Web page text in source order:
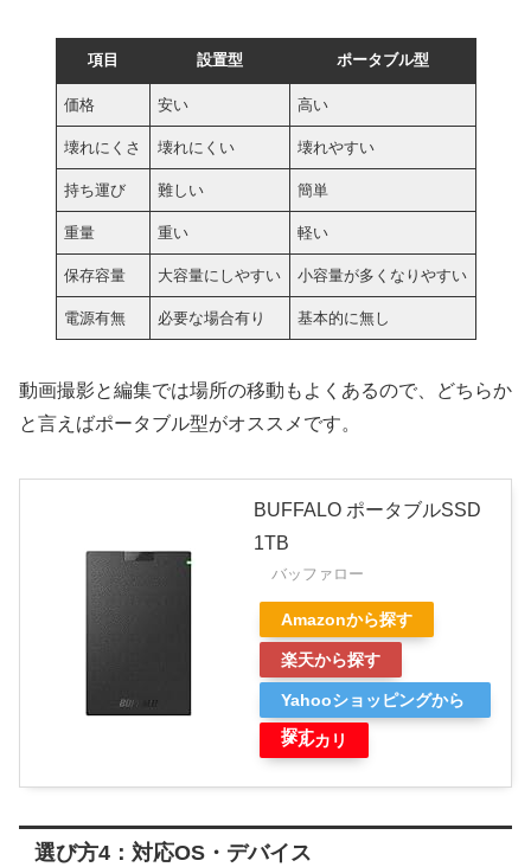
項目 設置型 ポータブル型
価格 安い 高い
壊れにくさ 壊れにくい 壊れやすい
持ち運び 難しい 簡単
重量 重い 軽い
保存容量 大容量にしやすい 小容量が多くなりやすい
電源有無 必要な場合有り 基本的に無し
動画撮影と編集では場所の移動もよくあるので、どちらか
と言えばポータブル型がオススメです。
BUFFALO ポータブルSSD
1TB
バッファロー
Amazonから探す
楽天から探す
Yahooショッピングから
探す
メルカリ
選び方4：対応OS・デバイス